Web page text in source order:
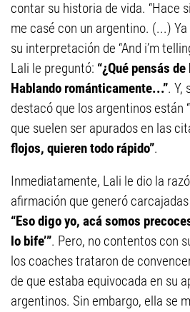
contar su historia de vida. “Hace
me casé con un argentino. (...)
su interpretación de “And i’m
Lali le preguntó: “¿Qué pensás
Hablando románticamente...”. Y,
destacó que los argentinos están
que suelen ser apurados en las
flojos, quieren todo rápido”.
Inmediatamente, Lali le dio la
afirmación que generó
“Eso digo yo, acá somos
lo bife’”. Pero, no contentos con
los coaches trataron de
de que estaba equivocada en su
argentinos. Sin embargo, ella se